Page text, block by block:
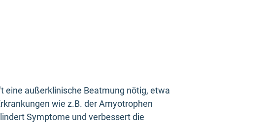
außerklinische Beatmung nötig, etwa
wie z.B. der Amyotrophen
Symptome und verbessert die